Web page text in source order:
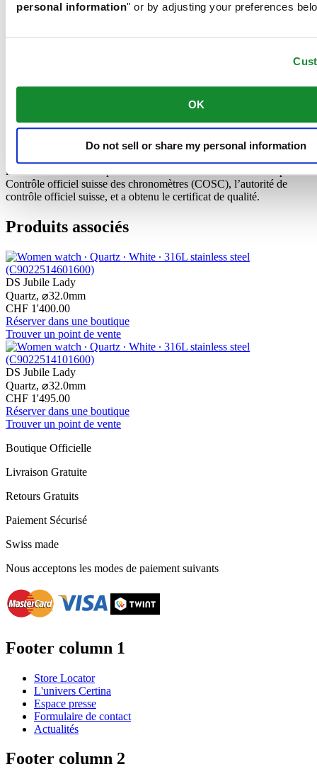
personal information" or by adjusting your preferences
OK
Do not sell or share my personal information
dont la précision a été officiellement testée et certifiée par un
Un chronomètre plus que précis. Un chronomètre est une montre
laboratoire de test indépendant. Ce modèle Certina a été testé par le
Contrôle officiel suisse des chronomètres (COSC), l’autorité de
contrôle officiel suisse, et a obtenu le certificat de qualité.
Produits associés
DS Jubile Lady
Quartz, ⌀32.0mm
CHF 1'400.00
Réserver dans une boutique
Trouver un point de vente
DS Jubile Lady
Quartz, ⌀32.0mm
CHF 1'495.00
Réserver dans une boutique
Trouver un point de vente
Boutique Officielle
Livraison Gratuite
Retours Gratuits
Paiement Sécurisé
Swiss made
Nous acceptons les modes de paiement suivants
Footer column 1
Store Locator
L'univers Certina
Espace presse
Formulaire de contact
Actualités
Footer column 2